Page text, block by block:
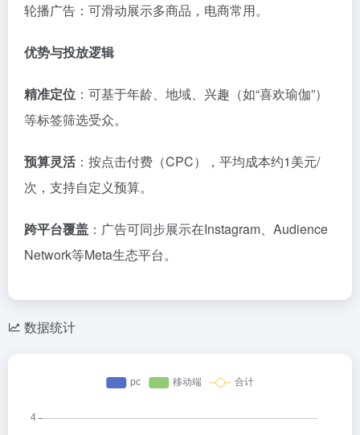
轮播广告：可滑动展示多商品，电商常用。‌‌
优势与投放逻辑
精准定位 ‌：可基于年龄、地域、兴趣（如“喜欢瑜伽”）
等标签筛选受众。‌‌
预算灵活 ‌：按点击付费（CPC），平均成本约1美元/
次，支持自定义预算。‌‌
跨平台覆盖 ‌：广告可同步展示在Instagram、Audience
Network等Meta生态平台。‌‌
数据统计